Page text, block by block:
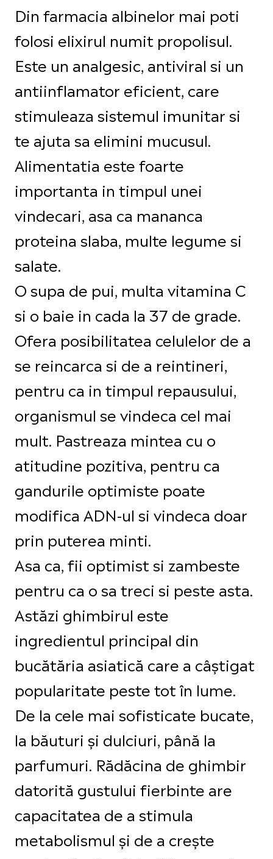
Din farmacia albinelor mai poti
folosi elixirul numit propolisul.
Este un analgesic, antiviral si un
antiinflamator eficient, care
stimuleaza sistemul imunitar si
te ajuta sa elimini mucusul.
Alimentatia este foarte
importanta in timpul unei
vindecari, asa ca mananca
proteina slaba, multe legume si
salate.
O supa de pui, multa vitamina C
si o baie in cada la 37 de grade.
Ofera posibilitatea celulelor de a
se reincarca si de a reintineri,
pentru ca in timpul repausului,
organismul se vindeca cel mai
mult. Pastreaza mintea cu o
atitudine pozitiva, pentru ca
gandurile optimiste poate
modifica ADN-ul si vindeca doar
prin puterea minti.
Asa ca, fii optimist si zambeste
pentru ca o sa treci si peste asta.
Astăzi ghimbirul este
ingredientul principal din
bucătăria asiatică care a câștigat
popularitate peste tot în lume.
De la cele mai sofisticate bucate,
la băuturi și dulciuri, până la
parfumuri. Rădăcina de ghimbir
datorită gustului fierbinte are
capacitatea de a stimula
metabolismul și de a crește